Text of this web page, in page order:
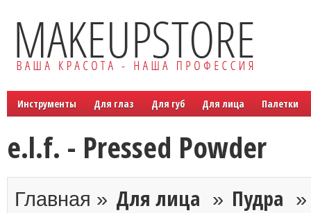
Инструменты Для глаз Для губ Для лица Палетки
e.l.f. - Pressed Powder
Главная » Для лица » Пудра